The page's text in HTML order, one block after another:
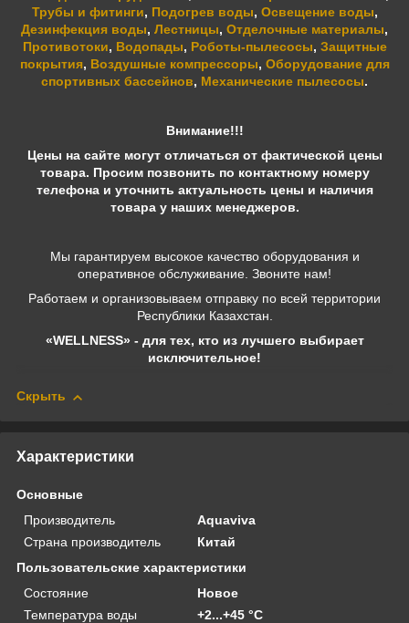
Трубы и фитинги, Подогрев воды, Освещение воды,
Дезинфекция воды, Лестницы, Отделочные материалы,
Противотоки, Водопады, Роботы-пылесосы, Защитные
покрытия, Воздушные компрессоры, Оборудование для
спортивных бассейнов, Механические пылесосы.
Внимание!!!
Цены на сайте могут отличаться от фактической цены
товара. Просим позвонить по контактному номеру
телефона и уточнить актуальность цены и наличия
товара у наших менеджеров.
Мы гарантируем высокое качество оборудования и
оперативное обслуживание. Звоните нам!
Работаем и организовываем отправку по всей территории
Республики Казахстан.
«WELLNESS» - для тех, кто из лучшего выбирает
исключительное!
Скрыть
Характеристики
Основные
Производитель
Aquaviva
Страна производитель
Китай
Пользовательские характеристики
Состояние
Новое
Температура воды
+2...+45 °C